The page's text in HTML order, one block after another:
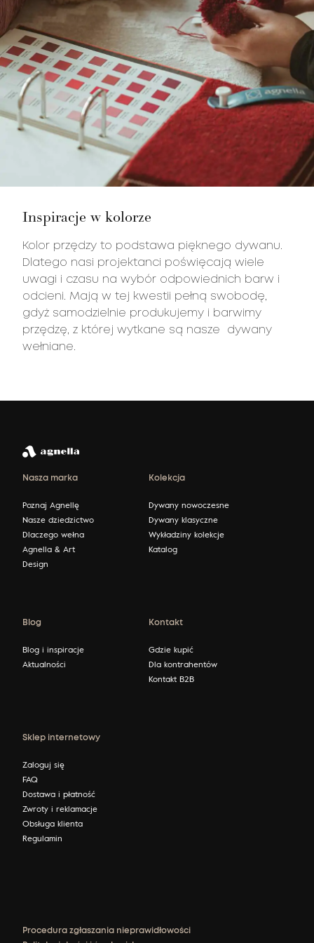
Inspiracje w kolorze
Kolor przędzy to podstawa pięknego dywanu.
Dlatego nasi projektanci poświęcają wiele
uwagi i czasu na wybór odpowiednich barw i
odcieni. Mają w tej kwestii pełną swobodę,
gdyż samodzielnie produkujemy i barwimy
przędzę, z której wytkane są nasze dywany
wełniane.
Nasza marka
Poznaj Agnellę
Nasze dziedzictwo
Dlaczego wełna
Agnella & Art
Design
Kolekcja
Dywany nowoczesne
Dywany klasyczne
Wykładziny kolekcje
Katalog
Blog
Blog i inspiracje
Aktualności
Kontakt
Gdzie kupić
Dla kontrahentów
Kontakt B2B
Sklep internetowy
Zaloguj się
FAQ
Dostawa i płatność
Zwroty i reklamacje
Obsługa klienta
Regulamin
Procedura zgłaszania nieprawidłowości